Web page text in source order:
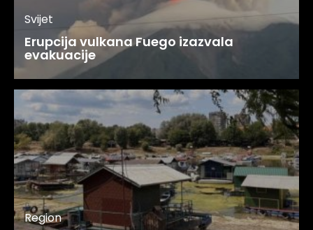
Svijet
Erupcija vulkana Fuego izazvala
evakuacije
Region